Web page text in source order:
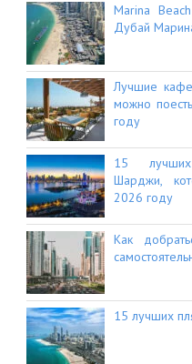
Marina
Дубай
Лучшие
можно
году
15 лучших
Шарджи,
2026 году
Как
15 лучших